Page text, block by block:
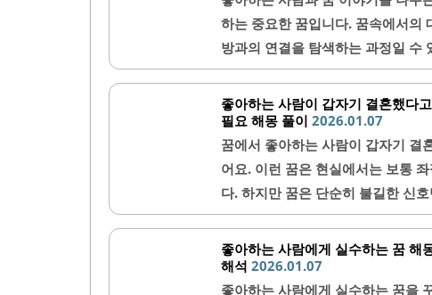
지 알려주는 역할을 해요. 꿈에서
오히려 주의해야..
하는 중요한 꿈입니다. 꿈속에서의
방과의 연결을 탐색하는 과정일 수
해 서로의 마음을 더 깊이 이해하
좋아하는 사람과 나누는 꿈 이야기
대화의 상징과 의미좋아하는 사람
통하는 것을 의미해요. 이는 실제
임을 반영하죠. 꿈속 대화는 자주
다. 특히, 꿈 속의 대화가..
좋아하는 사람이 갑자기 결혼했다
필요 해몽 풀이 2026.01.07
꿈에서 좋아하는 사람이 갑자기 결
어요. 이런 꿈은 현실에서는 보통
다. 하지만 꿈은 단순히 불길한 신
기도 해요. 이번 글에서는 이런 꿈
꿈에서 좋아하는 사람이 결혼한 소
는 소식을 듣는 것은 여러 가지 심
한 미련과 아쉬움을 반영하는 경우
좋아하는 사람에게 실수하는 꿈 해
해석 2026.01.07
좋아하는 사람에게 실수하는 꿈을